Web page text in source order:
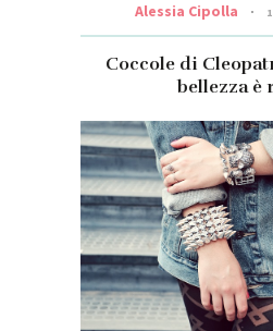
Alessia Cipolla
Coccole di
bellezza è